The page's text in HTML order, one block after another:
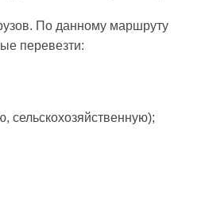
По данному маршруту
перевезти:
сельскохозяйственную);